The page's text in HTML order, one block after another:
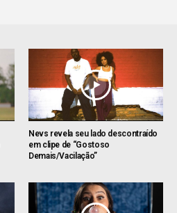
Nevs revela seu lado descontraído
em clipe de “Gostoso
Demais/Vacilação”